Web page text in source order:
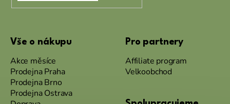
Vše o nákupu
Akce měsíce
Prodejna Praha
Prodejna Brno
Prodejna Ostrava
Pro partnery
Affiliate program
Velkoobchod